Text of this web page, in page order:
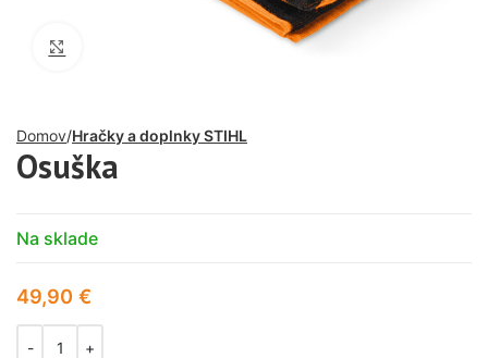
Domov Hračky a doplnky STIHL
Osuška
Na sklade
49,90 €